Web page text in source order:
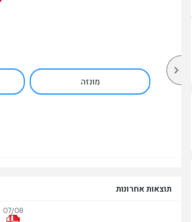
מונזה
תוצאות אחרונות
07/08